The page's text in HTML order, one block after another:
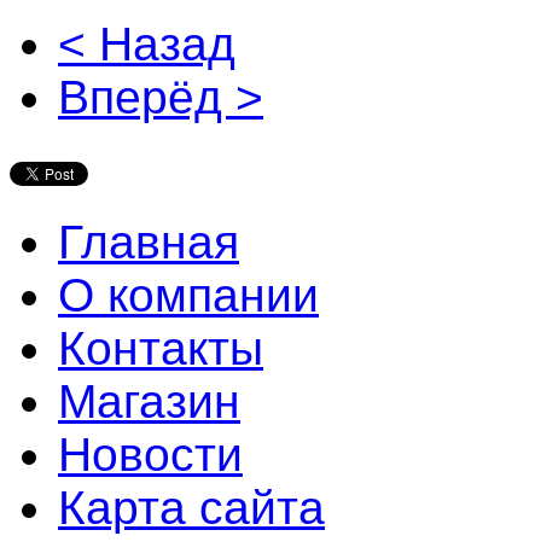
< Назад
Вперёд >
Главная
О компании
Контакты
Магазин
Новости
Карта сайта